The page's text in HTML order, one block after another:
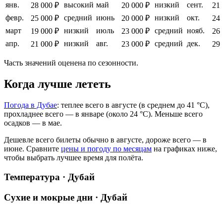
янв.
28 000 ₽ высокий май 20 000 ₽ низкий сент.
21
февр.
25 000 ₽ средний июнь 20 000 ₽ низкий окт.
24
март
19 000 ₽ низкий июль 23 000 ₽ средний нояб.
26
апр.
21 000 ₽ низкий авг. 23 000 ₽ средний дек. 29
Часть значений оценена по сезонности.
Когда лучше лететь
Погода в Дубае: теплее всего в августе (в среднем до 41 °C),
прохладнее всего — в январе (около 24 °C). Меньше всего
осадков — в мае.
Дешевле всего билеты обычно в августе, дороже всего — в
июне. Сравните цены и погоду по месяцам на графиках ниже,
чтобы выбрать лучшее время для полёта.
Температура · Дубай
Сухие и мокрые дни · Дубай